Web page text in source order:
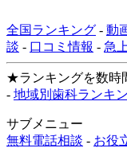
全国ランキング - 動
談 - 口コミ情報 - 急
★ランキングを数時
- 地域別歯科ランキ
サブメニュー
無料電話相談 - お役